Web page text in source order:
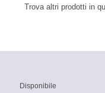
Trova altri prodotti in
Disponibile